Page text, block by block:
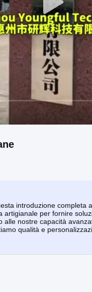
introduzione
per fornire
nostre capacità
qualità e